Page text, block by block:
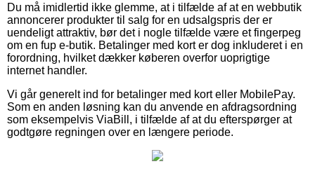
Du må imidlertid ikke glemme, at i tilfælde af at en webbutik
annoncerer produkter til salg for en udsalgspris der er
uendeligt attraktiv, bør det i nogle tilfælde være et fingerpeg
om en fup e-butik. Betalinger med kort er dog inkluderet i en
forordning, hvilket dækker køberen overfor uoprigtige
internet handler.
Vi går generelt ind for betalinger med kort eller MobilePay.
Som en anden løsning kan du anvende en afdragsordning
som eksempelvis ViaBill, i tilfælde af at du efterspørger at
godtgøre regningen over en længere periode.